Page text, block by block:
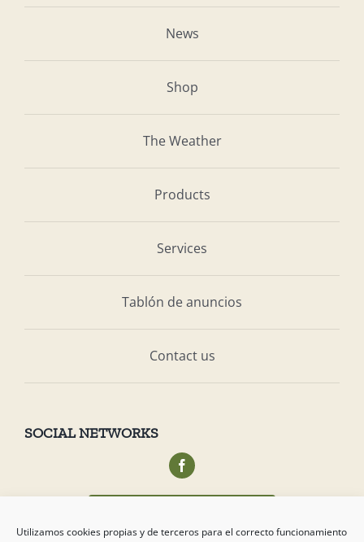
Utilizamos cookies propias y de terceros para el correcto funcionamiento
News
Shop
The Weather
Products
Services
Tablón de anuncios
Contact us
SOCIAL NETWORKS